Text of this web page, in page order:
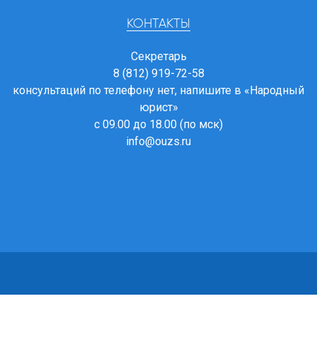
КОНТАКТЫ
Секретарь
8 (812) 919-72-58
консультаций по телефону нет, напишите в «Народный
юрист»
с 09.00 до 18.00 (по мск)
info@ouzs.ru